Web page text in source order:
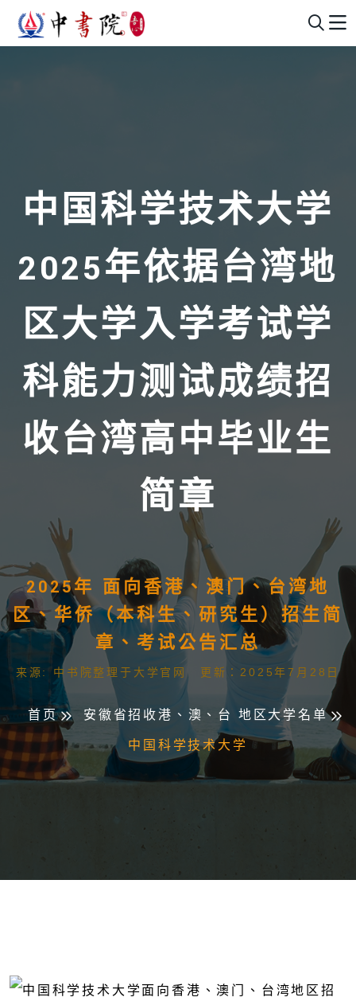
中国科学技术大学
2025年依据台湾地
区大学入学考试学
科能力测试成绩招
收台湾高中毕业生
简章
2025年 面向香港、澳门、台湾地
区、华侨（本科生、研究生）招生简
章、考试公告汇总
来源: 中书院整理于大学官网 更新：2025年7月28日
首页 安徽省招收港、澳、台 地区大学名单
中国科学技术大学